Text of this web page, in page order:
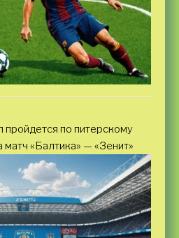
пройдется по питерскому
матч «Балтика» — «Зенит»